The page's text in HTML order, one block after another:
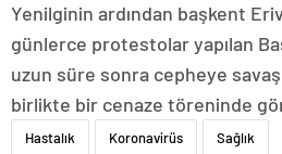
Yenilginin ardından başkent
günlerce protestolar yapılan
uzun süre sonra cepheye
birlikte bir cenaze töreninde
Hastalık Koronavirüs Sağlık